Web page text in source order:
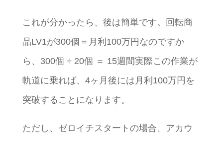
これが分かったら、後は簡単です。回転商
品LV1が300個＝月利100万円なのですか
ら、300個 ÷ 20個 ＝ 15週間実際この作業が
軌道に乗れば、4ヶ月後には月利100万円を
突破することになります。
ただし、ゼロイチスタートの場合、アカウ